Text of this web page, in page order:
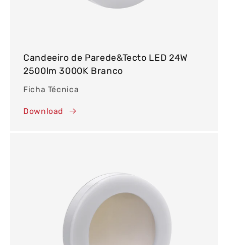
Candeeiro de Parede&Tecto LED 24W
2500lm 3000K Branco
Ficha Técnica
Download